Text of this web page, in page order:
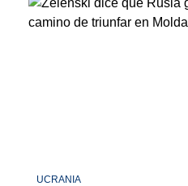
UCRANIA